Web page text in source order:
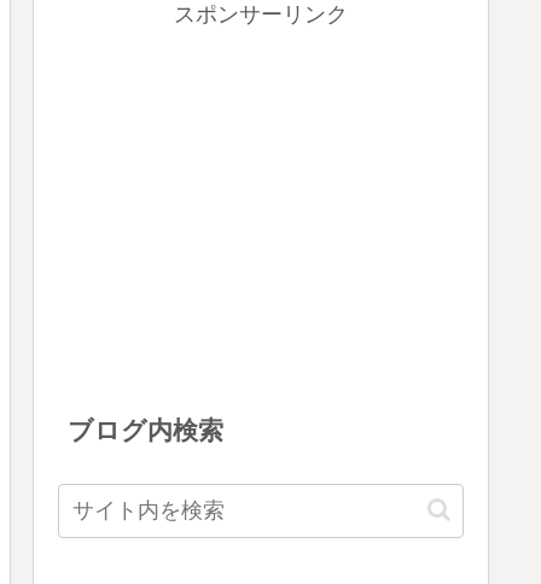
スポンサーリンク
ブログ内検索